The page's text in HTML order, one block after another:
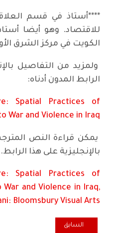
****أستاذ في قسم
للاقتصاد. وهو أيضا
الكويت في مركز الشرق
ولمزيد من التفاصيل
الرابط المدون أدناه:
Spatial Practices of
War and Violence in Iraq
يمكن قراءة النص
بالإنجليزية على هذا الرابط.
Spatial Practices of
War and Violence in Iraq,
Bloomsbury Visual Arts
المقال السابق: جميل الطبيب
السابق